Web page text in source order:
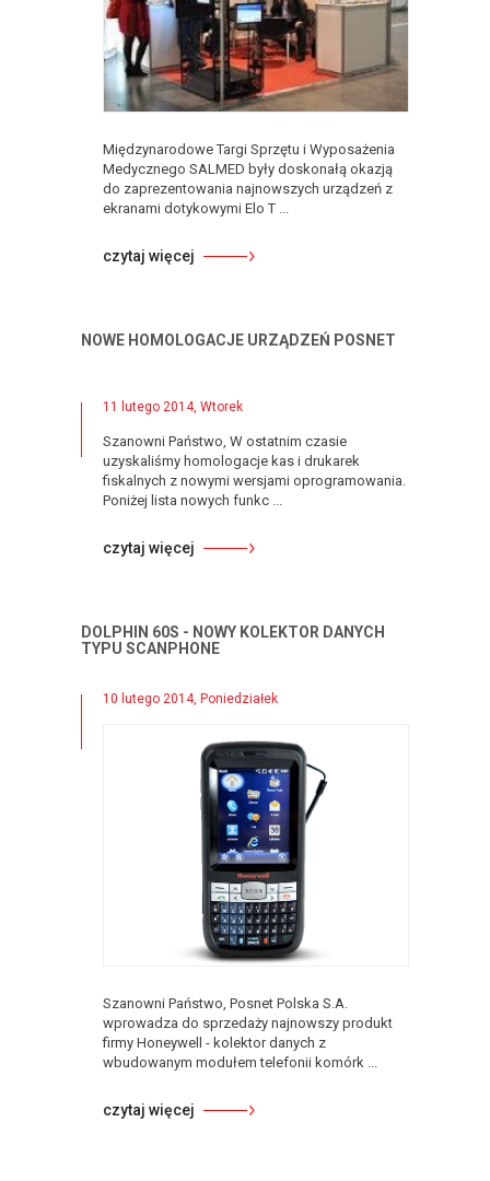
Międzynarodowe Targi Sprzętu i Wyposażenia
Medycznego SALMED były doskonałą okazją
do zaprezentowania najnowszych urządzeń z
ekranami dotykowymi Elo T ...
czytaj więcej
NOWE HOMOLOGACJE URZĄDZEŃ POSNET
11 lutego 2014, Wtorek
Szanowni Państwo, W ostatnim czasie
uzyskaliśmy homologacje kas i drukarek
fiskalnych z nowymi wersjami oprogramowania.
Poniżej lista nowych funkc ...
czytaj więcej
DOLPHIN 60S - NOWY KOLEKTOR DANYCH
TYPU SCANPHONE
10 lutego 2014, Poniedziałek
Szanowni Państwo, Posnet Polska S.A.
wprowadza do sprzedaży najnowszy produkt
firmy Honeywell - kolektor danych z
wbudowanym modułem telefonii komórk ...
czytaj więcej